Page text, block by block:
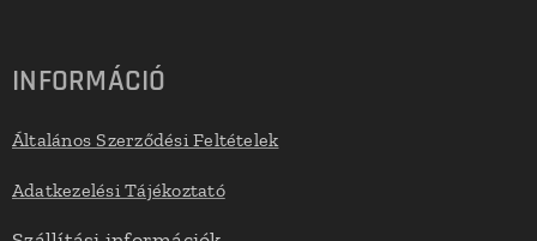
INFORMÁCIÓ
Általános Szerződési Feltételek
Adatkezelési Tájékoztató